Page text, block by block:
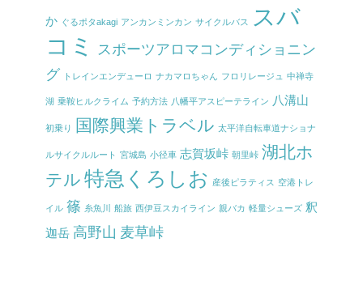
か ぐるポタakagi アンカンミンカン サイクルバス
スバ
コミ
スポーツアロマコンディショニン
グ
トレインエンデューロ ナカマロちゃん フロリレージュ 中禅寺
湖 乗鞍ヒルクライム 予約方法 八幡平アスピーテライン 八溝山
初乗り 国際興業トラベル 太平洋自転車道ナショナ
ルサイクルルート 宮城島 小径車 志賀坂峠 朝里峠 湖北ホ
テル 特急くろしお 産後ピラティス 空港トレ
イル 篠 糸魚川 船旅 西伊豆スカイライン 親バカ 軽量シューズ 釈
迦岳 高野山 麦草峠